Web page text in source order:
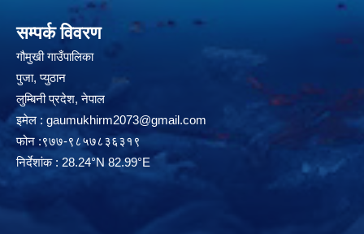
सम्पर्क विवरण
गौमुखी गाउँपालिका
पुजा, प्युठान
लुम्बिनी प्रदेश, नेपाल
इमेल : gaumukhirm2073@gmail.com
फोन :९७७-९८५७८३६३१९
निर्देशांक : 28.24°N 82.99°E